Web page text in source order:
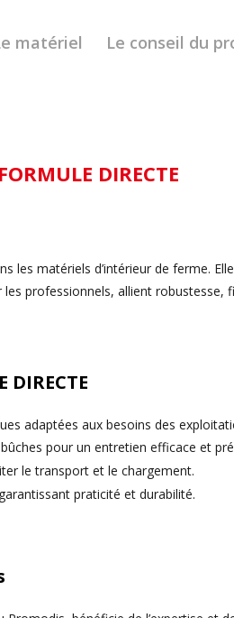
matériel Le conseil du
FORMULE DIRECTE
les matériels d’intérieur de ferme.
professionnels, allient
DIRECTE
adaptées aux besoins des
pour un entretien efficace et
le transport et le chargement.
praticité et durabilité.